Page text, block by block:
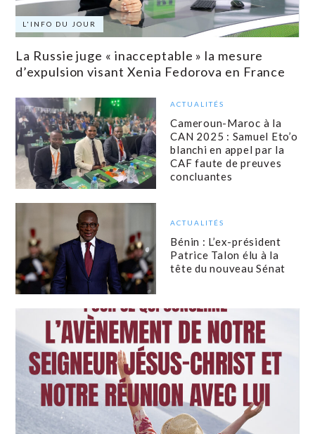
L'INFO DU JOUR
La Russie juge « inacceptable » la mesure
d’expulsion visant Xenia Fedorova en France
ACTUALITÉS
Cameroun-Maroc à la
CAN 2025 : Samuel Eto’o
blanchi en appel par la
CAF faute de preuves
concluantes
ACTUALITÉS
Bénin : L’ex-président
Patrice Talon élu à la
tête du nouveau Sénat